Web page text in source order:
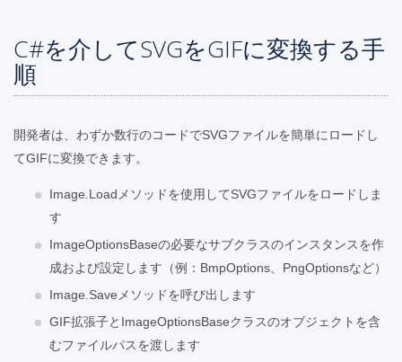
C#を介してSVGをGIFに変換する手
順
開発者は、わずか数行のコードでSVGファイルを簡単にロードし
てGIFに変換できます。
Image.Loadメソッドを使用してSVGファイルをロードしま
す
ImageOptionsBaseの必要なサブクラスのインスタンスを作
成および設定します（例：BmpOptions、PngOptionsなど）
Image.Saveメソッドを呼び出します
GIF拡張子とImageOptionsBaseクラスのオブジェクトを含
むファイルパスを渡します